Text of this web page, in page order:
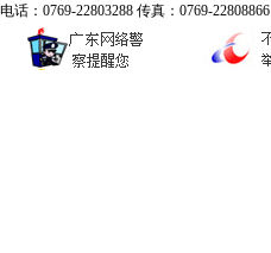
电话：0769-22803288 传真：0769-22808866